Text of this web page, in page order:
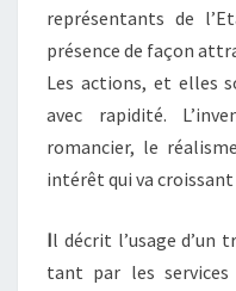
représentants de
présence de façon
Les actions, et elles
avec rapidité.
romancier, le
intérêt qui va croissant
Il décrit l’usage d’un
tant par les services